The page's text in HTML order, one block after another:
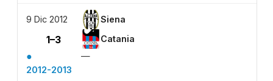
9 Dic 2012 Siena
1–3 Catania
●
—
2012-2013